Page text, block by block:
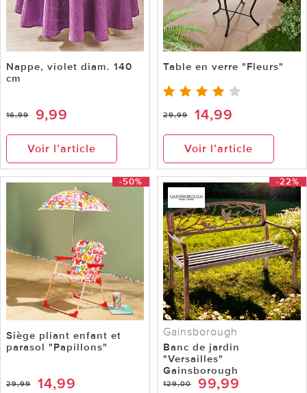
Nappe, violet diam. 140
cm
16,99 9,99
Voir l’article
Table en verre "Fleurs"
29,99 14,99
Voir l’article
-50%
Siège pliant enfant et
parasol "Papillons"
29,99 14,99
-22%
Gainsborough
Banc de jardin
"Versailles"
Gainsborough
129,00 99,99